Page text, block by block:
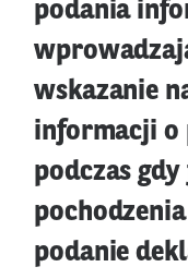
podania
wskazanie
informacji o
podczas
podanie